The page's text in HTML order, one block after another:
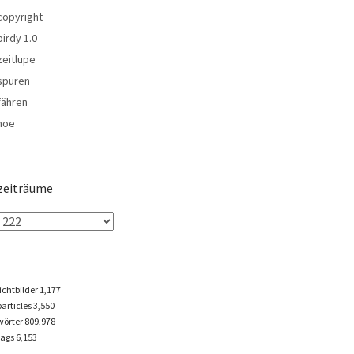
1.0
1,177
3,550
809,978
6,153